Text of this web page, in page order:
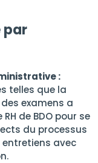
par
:
telles que la
examens a
de BDO pour se
du processus
avec